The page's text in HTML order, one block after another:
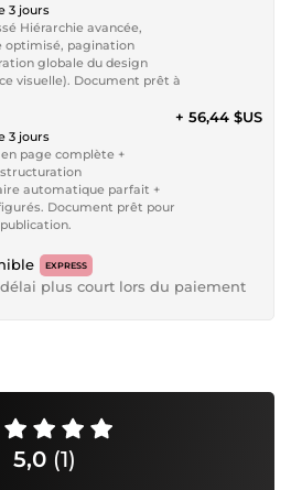
3 jours
Hiérarchie avancée,
pagination
globale du design
visuelle). Document prêt à
3 jours
page complète +
automatique parfait +
Document prêt pour
+ 56,44 $US
EXPRESS
plus court lors du paiement
5,0 (1)